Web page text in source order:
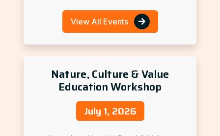
View All Events
Nature, Culture & Value
Education Workshop
July 1, 2026